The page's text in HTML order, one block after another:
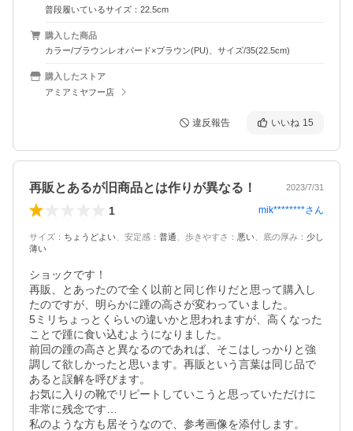
普段履いているサイズ：22.5cm
購入した商品
カラー/ブラウンレオパード×ブラウン(PU)、サイズ/35(22.5cm)
購入したストア
アミアミヤフー店
違反報告 いいね 15
再販とあるが旧商品とは作りが異なる！ 2023/7/31
1 mik********さん
サイズ ： ちょうどよい 安定感 ： 普通 歩きやすさ ： 悪い 底の厚み ： 少し
薄い
ショックです！
再販、とあったので全く以前と同じ作りだと思って購入し
たのですが、明らかに踵の高さが変わっていました。
5ミリちょっとくらいの違いかと思われますが、高くなった
ことで踵に食い込むようになりました。
前回の踵の高さと異なるのであれば、そこはしっかりと強
調して欲しかったと思います。再販という言葉は同じ品で
あると誤解を呼びます。
お気に入りの靴でリピートしていこうと思っていただけに
非常に残念です…
私のような方も居そうなので、参考画像を添付します。